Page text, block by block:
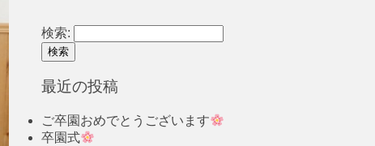
検索:
最近の投稿
ご卒園おめでとうございます
卒園式